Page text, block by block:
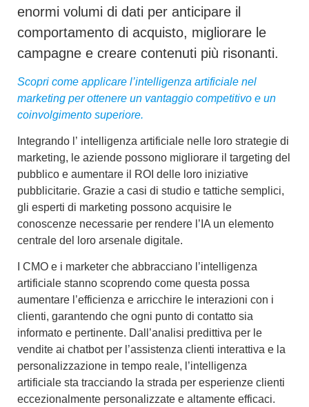
enormi volumi di dati per anticipare il
comportamento di acquisto, migliorare le
campagne e creare contenuti più risonanti.
Scopri come applicare l’intelligenza artificiale nel
marketing per ottenere un vantaggio competitivo e un
coinvolgimento superiore.
Integrando l’ intelligenza artificiale nelle loro strategie di
marketing, le aziende possono migliorare il targeting del
pubblico e aumentare il ROI delle loro iniziative
pubblicitarie. Grazie a casi di studio e tattiche semplici,
gli esperti di marketing possono acquisire le
conoscenze necessarie per rendere l’IA un elemento
centrale del loro arsenale digitale.
I CMO e i marketer che abbracciano l’intelligenza
artificiale stanno scoprendo come questa possa
aumentare l’efficienza e arricchire le interazioni con i
clienti, garantendo che ogni punto di contatto sia
informato e pertinente. Dall’analisi predittiva per le
vendite ai chatbot per l’assistenza clienti interattiva e la
personalizzazione in tempo reale, l’intelligenza
artificiale sta tracciando la strada per esperienze clienti
eccezionalmente personalizzate e altamente efficaci.